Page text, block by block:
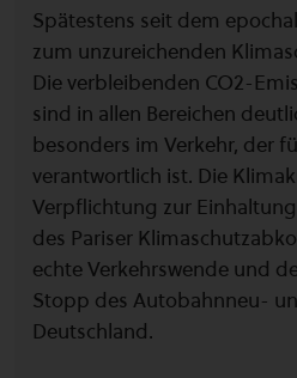
Spätestens seit dem
zum unzureichenden
Die verbleibenden CO2-
sind in allen Bereichen
besonders im Verkehr, der
verantwortlich ist. Die
Verpflichtung zur
des Pariser
echte Verkehrswende und
Stopp des Autobahnneu-
Deutschland.